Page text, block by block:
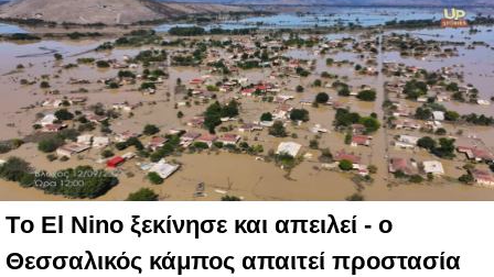
Tο El Nino ξεκίνησε και απειλεί - ο
Θεσσαλικός κάμπος απαιτεί προστασία